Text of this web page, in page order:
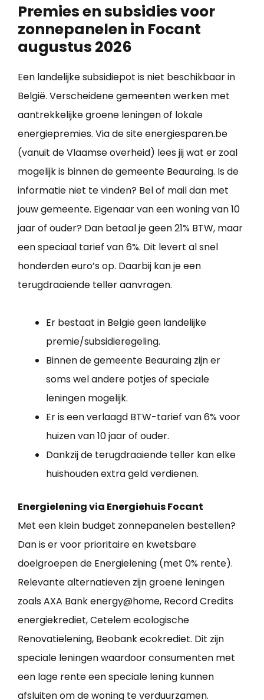
Premies en subsidies voor
zonnepanelen in Focant
augustus 2026
Een landelijke subsidiepot is niet beschikbaar in
België. Verscheidene gemeenten werken met
aantrekkelijke groene leningen of lokale
energiepremies. Via de site energiesparen.be
(vanuit de Vlaamse overheid) lees jij wat er zoal
mogelijk is binnen de gemeente Beauraing. Is de
informatie niet te vinden? Bel of mail dan met
jouw gemeente. Eigenaar van een woning van 10
jaar of ouder? Dan betaal je geen 21% BTW, maar
een speciaal tarief van 6%. Dit levert al snel
honderden euro’s op. Daarbij kan je een
terugdraaiende teller aanvragen.
Er bestaat in België geen landelijke
premie/subsidieregeling.
Binnen de gemeente Beauraing zijn er
soms wel andere potjes of speciale
leningen mogelijk.
Er is een verlaagd BTW-tarief van 6% voor
huizen van 10 jaar of ouder.
Dankzij de terugdraaiende teller kan elke
huishouden extra geld verdienen.
Energielening via Energiehuis Focant
Met een klein budget zonnepanelen bestellen?
Dan is er voor prioritaire en kwetsbare
doelgroepen de Energielening (met 0% rente).
Relevante alternatieven zijn groene leningen
zoals AXA Bank energy@home, Record Credits
energiekrediet, Cetelem ecologische
Renovatielening, Beobank ecokrediet. Dit zijn
speciale leningen waardoor consumenten met
een lage rente een speciale lening kunnen
afsluiten om de woning te verduurzamen.